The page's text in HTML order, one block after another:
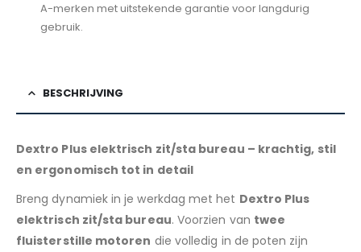
A-merken met uitstekende garantie voor langdurig
gebruik.
BESCHRIJVING
Dextro Plus elektrisch zit/sta bureau – krachtig, stil
en ergonomisch tot in detail
Breng dynamiek in je werkdag met het Dextro Plus
elektrisch zit/sta bureau. Voorzien van twee
fluisterstille motoren die volledig in de poten zijn